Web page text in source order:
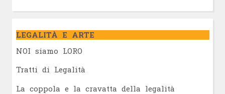
LEGALITÀ E ARTE
NOI siamo LORO
Tratti di Legalità
La coppola e la cravatta della legalità